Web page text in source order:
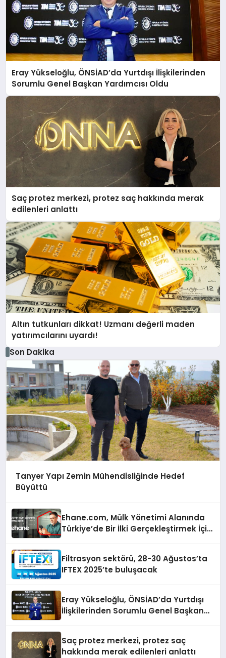
Eray Yükseloğlu, ÖNSİAD’da Yurtdışı İlişkilerinden
Sorumlu Genel Başkan Yardımcısı Oldu
Saç protez merkezi, protez saç hakkında merak
edilenleri anlattı
Altın tutkunları dikkat! Uzmanı değerli maden
yatırımcılarını uyardı!
Son Dakika
Tanyer Yapı Zemin Mühendisliğinde Hedef
Büyüttü
Ehane.com, Mülk Yönetimi Alanında
Türkiye’de Bir İlki Gerçekleştirmek İçin
Filtrasyon sektörü, 28-30 Ağustos’ta
IFTEX 2025’te buluşacak
Eray Yükseloğlu, ÖNSİAD’da Yurtdışı
İlişkilerinden Sorumlu Genel Başkan
Saç protez merkezi, protez saç
hakkında merak edilenleri anlattı